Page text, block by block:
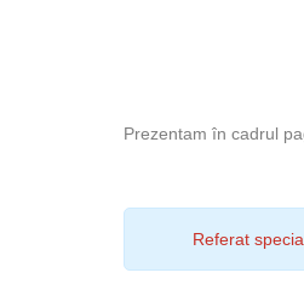
Prezentam în cadrul
Referat